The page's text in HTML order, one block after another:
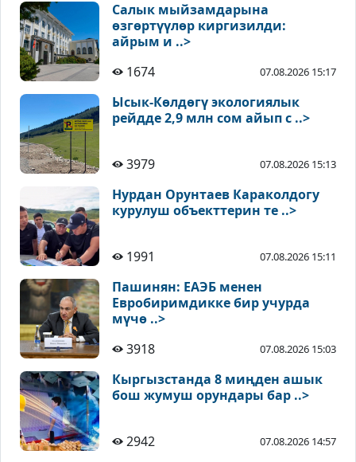
Салык мыйзамдарына
өзгөртүүлөр киргизилди:
айрым и ..>
1674
07.08.2026 15:17
Ысык-Көлдөгү экологиялык
рейдде 2,9 млн сом айып с ..>
3979 07.08.2026 15:13
Нурдан Орунтаев Караколдогу
курулуш объекттерин те ..>
1991 07.08.2026 15:11
Пашинян: ЕАЭБ менен
Евробиримдикке бир учурда
мүчө ..>
3918
07.08.2026 15:03
Кыргызстанда 8 миңден ашык
бош жумуш орундары бар ..>
2942 07.08.2026 14:57